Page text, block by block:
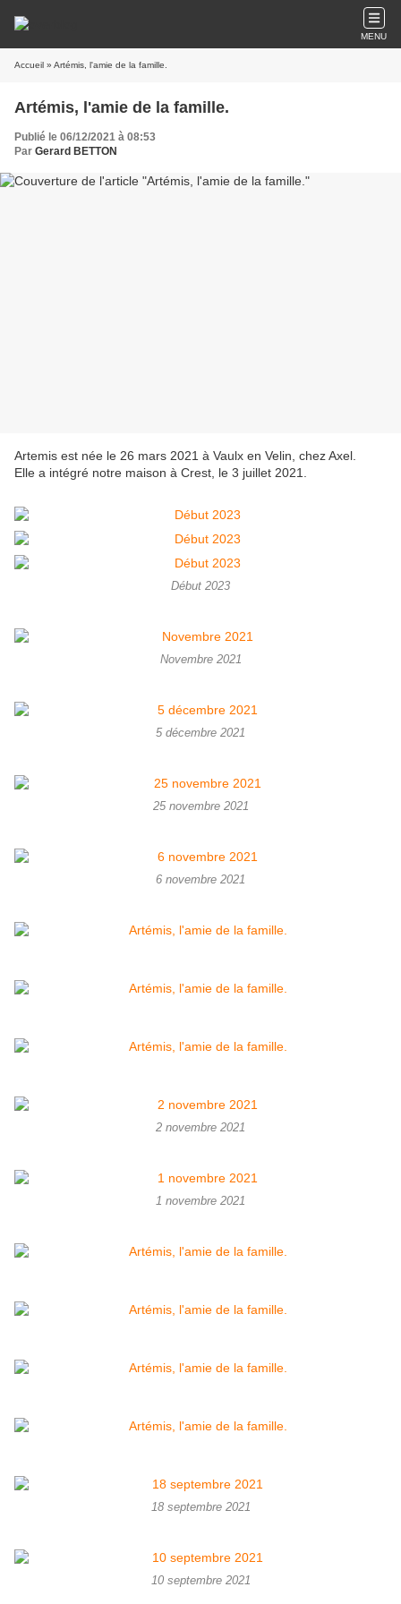
MENU
Accueil » Artémis, l'amie de la famille.
Artémis, l'amie de la famille.
Publié le 06/12/2021 à 08:53
Par Gerard BETTON
Artemis est née le 26 mars 2021 à Vaulx en Velin, chez Axel.
Elle a intégré notre maison à Crest, le 3 juillet 2021.
Début 2023
Novembre 2021
5 décembre 2021
25 novembre 2021
6 novembre 2021
2 novembre 2021
1 novembre 2021
18 septembre 2021
10 septembre 2021